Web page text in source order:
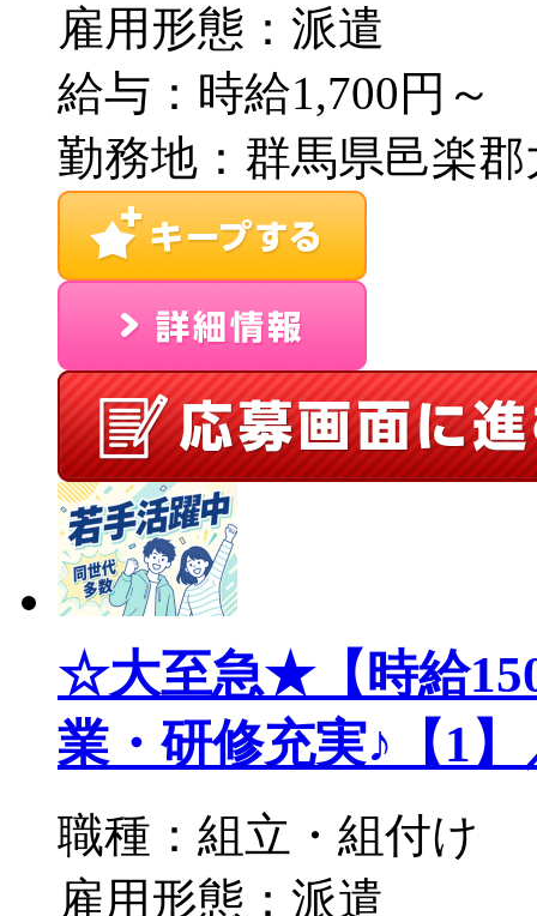
雇用形態：派遣
給与：時給1,700円～
勤務地：群馬県邑楽
☆大至急★【時給
業・研修充実♪【1】
職種：組立・組付け
雇用形態：派遣